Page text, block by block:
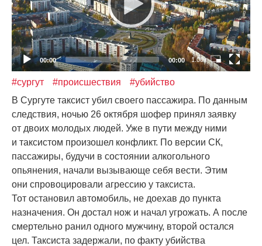
00:00 00:00 1.00x
#сургут #происшествия
#убийство
В Сургуте таксист убил своего пассажира. По данным
следствия, ночью 26 октября шофер принял заявку
от двоих молодых людей. Уже в пути между ними
и таксистом произошел конфликт. По версии СК,
пассажиры, будучи в состоянии алкогольного
опьянения, начали вызывающе себя вести. Этим
они спровоцировали агрессию у таксиста.
Тот остановил автомобиль, не доехав до пункта
назначения. Он достал нож и начал угрожать. А после
смертельно ранил одного мужчину, второй остался
цел. Таксиста задержали, по факту убийства